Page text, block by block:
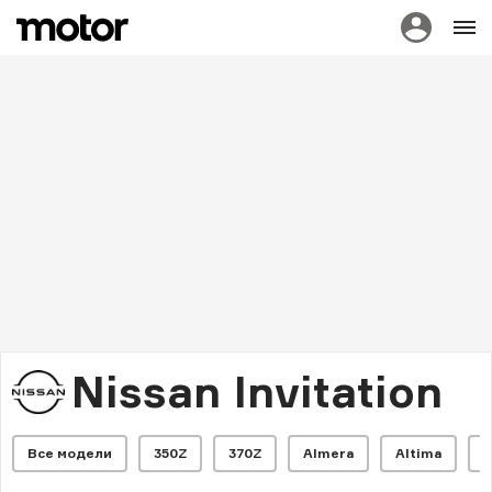
Nissan Invitation
Все модели 350Z 370Z Almera Altima